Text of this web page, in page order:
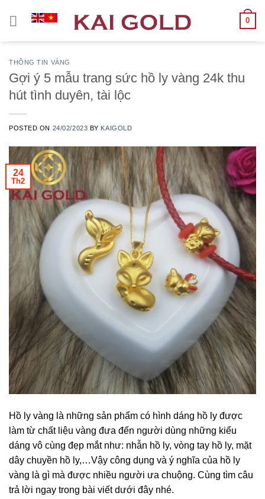
0
THÔNG TIN VÀNG
Gợi ý 5 mẫu trang sức hồ ly vàng 24k thu
hút tình duyên, tài lộc
POSTED ON 24/02/2023 BY KAIGOLD
24
Th2
Hồ ly vàng là những sản phẩm có hình dáng hồ ly được
làm từ chất liệu vàng đưa đến người dùng những kiểu
dáng vô cùng đẹp mắt như: nhẫn hồ ly, vòng tay hồ ly, mặt
dây chuyền hồ ly,…Vậy công dụng và ý nghĩa của hồ ly
vàng là gì mà được nhiều người ưa chuộng. Cùng tìm câu
trả lời ngay trong bài viết dưới đây nhé.